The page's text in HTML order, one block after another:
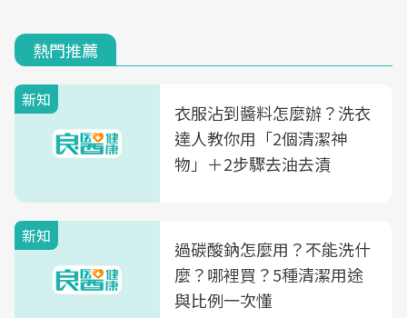
熱門推薦
新知
衣服沾到醬料怎麼辦？洗衣
達人教你用「2個清潔神
物」＋2步驟去油去漬
新知
過碳酸鈉怎麼用？不能洗什
麼？哪裡買？5種清潔用途
與比例一次懂